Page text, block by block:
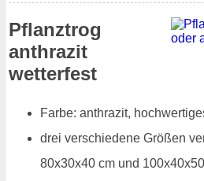
Pflanztrog
anthrazit
wetterfest
Farbe: anthrazit,
drei verschiedene Größen
80x30x40 cm und